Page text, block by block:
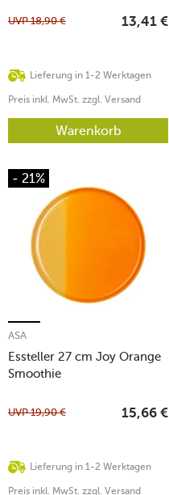
Lieferung in 1-2 Werktagen
UVP18,90 € 13,41 €
Preis inkl. MwSt. zzgl. Versand
Warenkorb
- 21%
Essteller 27 cm Joy Orange
Smoothie
ASA
Lieferung in 1-2 Werktagen
UVP19,90 € 15,66 €
Preis inkl. MwSt. zzgl. Versand